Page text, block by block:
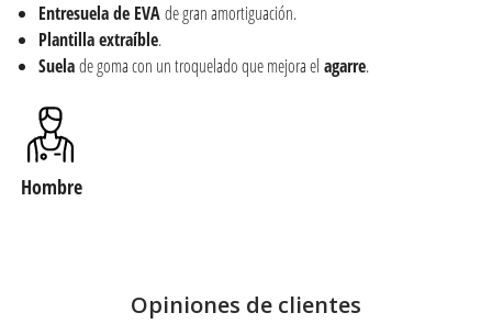
Entresuela de EVAde gran amortiguación.
Plantilla extraíble.
Suelade goma con un troquelado que mejora el agarre.
Hombre
Opiniones de clientes